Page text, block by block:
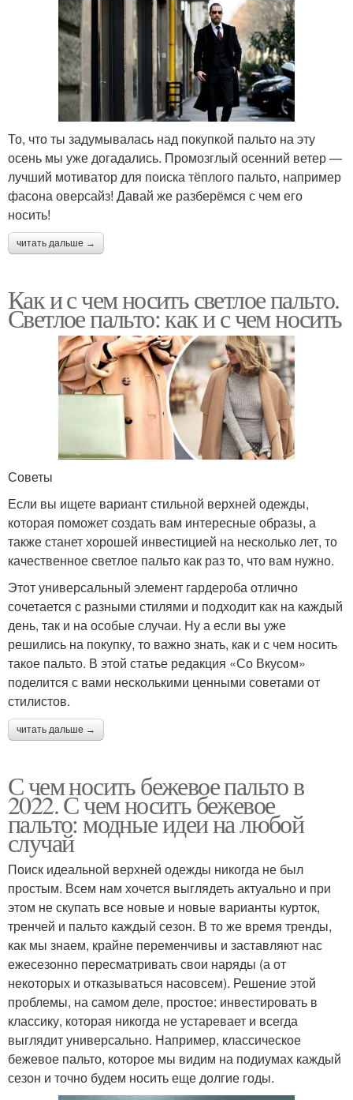
То, что ты задумывалась над покупкой пальто на эту
осень мы уже догадались. Промозглый осенний ветер —
лучший мотиватор для поиска тёплого пальто, например
фасона оверсайз! Давай же разберёмся с чем его
носить!
читать дальше →
Как и с чем носить светлое пальто.
Светлое пальто: как и с чем носить
Советы
Если вы ищете вариант стильной верхней одежды,
которая поможет создать вам интересные образы, а
также станет хорошей инвестицией на несколько лет, то
качественное светлое пальто как раз то, что вам нужно.
Этот универсальный элемент гардероба отлично
сочетается с разными стилями и подходит как на каждый
день, так и на особые случаи. Ну а если вы уже
решились на покупку, то важно знать, как и с чем носить
такое пальто. В этой статье редакция «Со Вкусом»
поделится с вами несколькими ценными советами от
стилистов.
читать дальше →
С чем носить бежевое пальто в
2022. С чем носить бежевое
пальто: модные идеи на любой
случай
Поиск идеальной верхней одежды никогда не был
простым. Всем нам хочется выглядеть актуально и при
этом не скупать все новые и новые варианты курток,
тренчей и пальто каждый сезон. В то же время тренды,
как мы знаем, крайне переменчивы и заставляют нас
ежесезонно пересматривать свои наряды (а от
некоторых и отказываться насовсем). Решение этой
проблемы, на самом деле, простое: инвестировать в
классику, которая никогда не устаревает и всегда
выглядит универсально. Например, классическое
бежевое пальто, которое мы видим на подиумах каждый
сезон и точно будем носить еще долгие годы.